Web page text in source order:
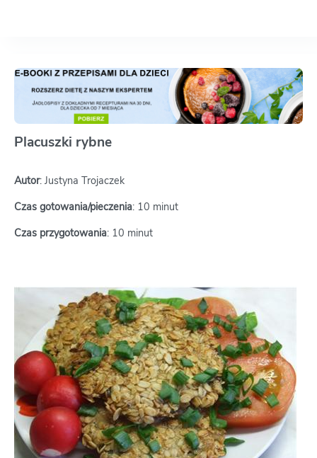
Placuszki rybne
Autor: Justyna Trojaczek
Czas gotowania/pieczenia: 10 minut
Czas przygotowania: 10 minut